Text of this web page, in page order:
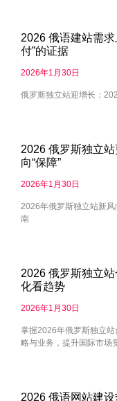
2026 俄语建站需
付”的证据
2026年1月30日
俄罗斯独立站迎增长：
2026 俄罗斯独立
向“保障”
2026年1月30日
2026年俄罗斯独立站新风
南
2026 俄罗斯独立
化看趋势
2026年1月30日
掌握2026年俄罗斯独立
略与业务，提升国际市场
2026 俄语网站建